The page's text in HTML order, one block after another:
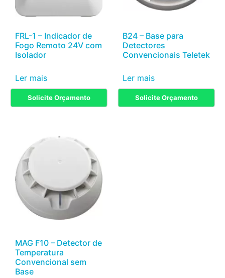
FRL-1 – Indicador de
Fogo Remoto 24V com
Isolador
Solicite Orçamento
Ler mais
B24 – Base para
Detectores
Convencionais Teletek
Solicite Orçamento
Ler mais
MAG F10 – Detector de
Temperatura
Convencional sem
Base